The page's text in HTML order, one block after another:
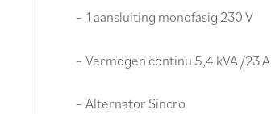
– 1 aansluiting monofasig 230 V
– Vermogen continu 5,4 kVA /23 A
– Alternator Sincro